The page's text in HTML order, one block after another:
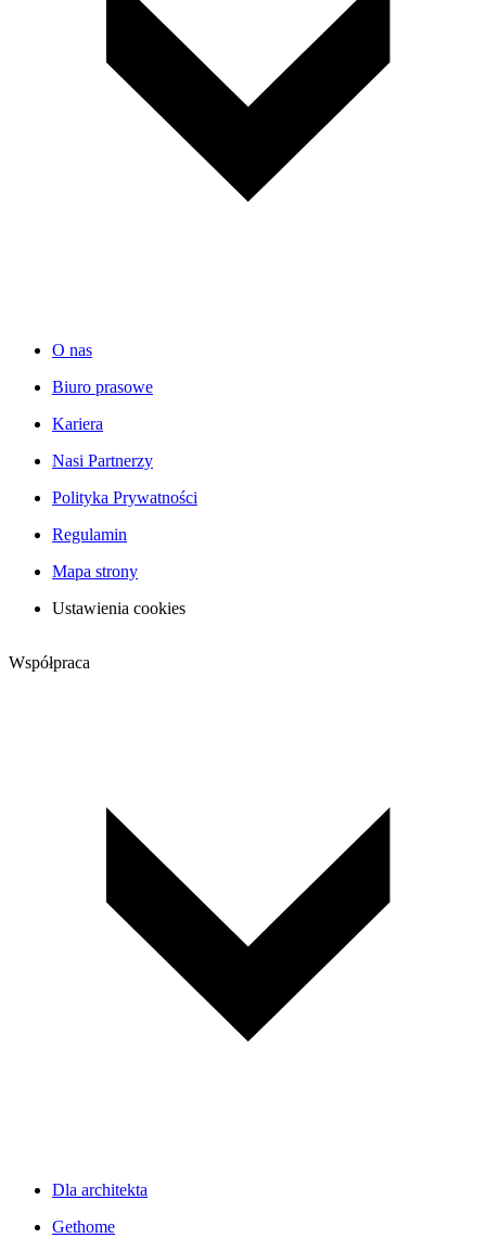
O nas
Biuro prasowe
Kariera
Nasi Partnerzy
Polityka Prywatności
Regulamin
Mapa strony
Ustawienia cookies
Współpraca
Dla architekta
Gethome